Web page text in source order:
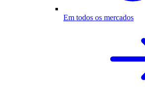
Em todos os mercados